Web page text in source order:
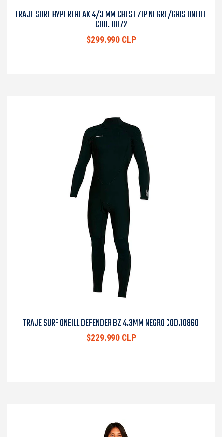
TRAJE SURF HYPERFREAK 4/3 MM CHEST ZIP NEGRO/GRIS ONEILL
COD.10872
$299.990 CLP
TRAJE SURF ONEILL DEFENDER BZ 4.3MM NEGRO COD.10860
$229.990 CLP